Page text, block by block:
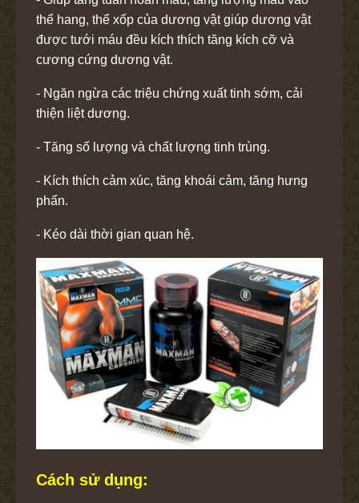
thể hang, thể xốp của dương vật giúp dương vật
được tưới máu đều kích thích tăng kích cỡ và
cương cứng dương vật.
- Ngăn ngừa các triệu chứng xuất tinh sớm, cải
thiện liệt dương.
- Tăng số lượng và chất lượng tinh trùng.
- Kích thích cảm xúc, tăng khoái cảm, tăng hưng
phấn.
- Kéo dài thời gian quan hệ.
Cách sử dụng: